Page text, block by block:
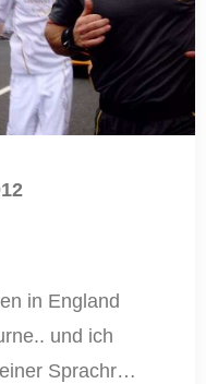
in England
und ich
Sprachr…